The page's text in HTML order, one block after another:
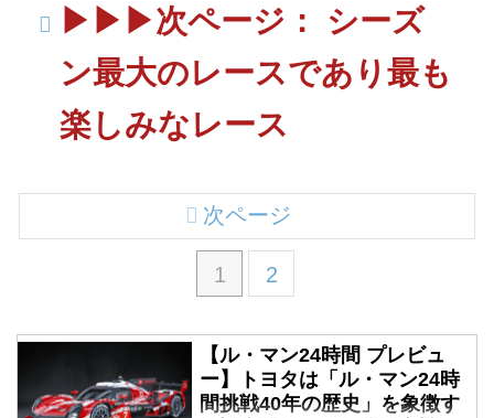
▶︎▶︎▶︎次ページ： シーズ
ン最大のレースであり最も
楽しみなレース
1 2
次ページ
【ル・マン24時間 プレビュ
ー】トヨタは「ル・マン24時
間挑戦40年の歴史」を象徴す